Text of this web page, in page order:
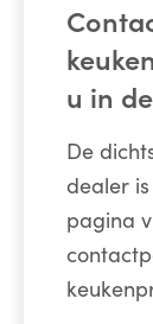
u in
De
dealer
pagina